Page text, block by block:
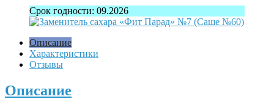
Срок годности: 09.2026
Описание
Характеристики
Отзывы
Описание